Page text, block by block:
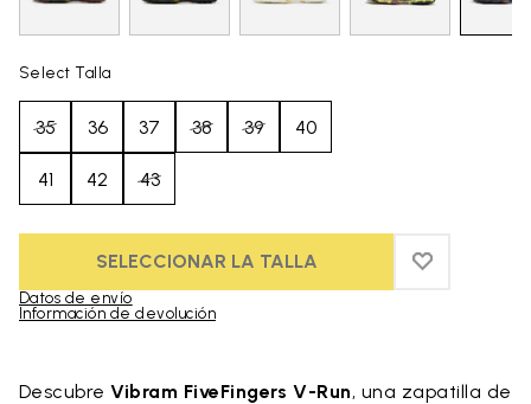
Select Talla
35 36 37 38 39 40
41 42 43
SELECCIONAR LA TALLA ADD TO
ADD TO
Datos de envío
Información de devolución
DescubreVibram FiveFingers V-Run, una zapatilla de